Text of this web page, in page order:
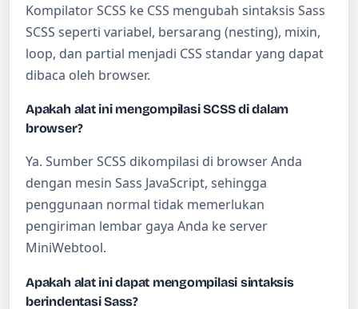
Kompilator SCSS ke CSS mengubah sintaksis Sass
SCSS seperti variabel, bersarang (nesting), mixin,
loop, dan partial menjadi CSS standar yang dapat
dibaca oleh browser.
Apakah alat ini mengompilasi SCSS di dalam
browser?
Ya. Sumber SCSS dikompilasi di browser Anda
dengan mesin Sass JavaScript, sehingga
penggunaan normal tidak memerlukan
pengiriman lembar gaya Anda ke server
MiniWebtool.
Apakah alat ini dapat mengompilasi sintaksis
berindentasi Sass?